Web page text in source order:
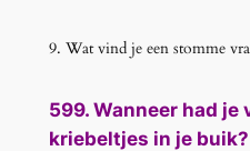
9. Wat vind je een stomme
599. Wanneer had je
kriebeltjes in je buik?